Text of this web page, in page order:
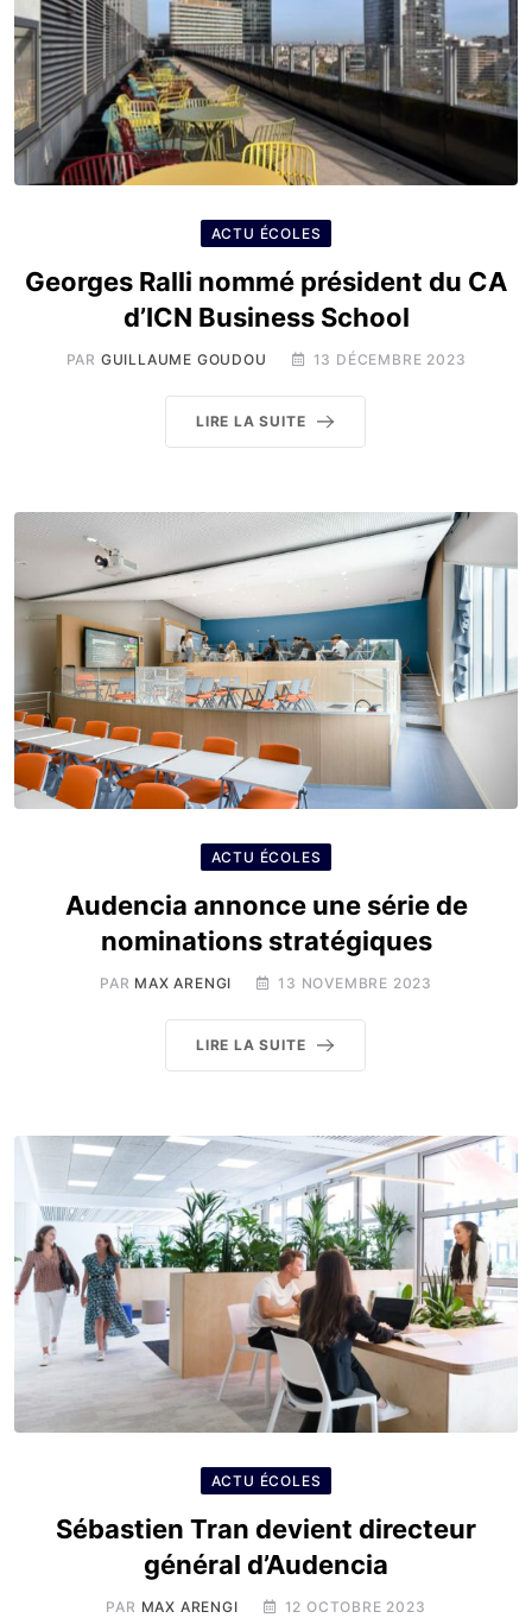
ACTU ÉCOLES
Georges Ralli nommé président du CA
d’ICN Business School
PAR GUILLAUME GOUDOU 13 DÉCEMBRE 2023
LIRE LA SUITE
ACTU ÉCOLES
Audencia annonce une série de
nominations stratégiques
PAR MAX ARENGI 13 NOVEMBRE 2023
LIRE LA SUITE
ACTU ÉCOLES
Sébastien Tran devient directeur
général d’Audencia
PAR MAX ARENGI 12 OCTOBRE 2023